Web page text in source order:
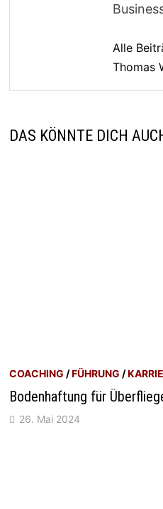
Alle
Thomas
DAS KÖNNTE DICH
COACHING /FÜHRUNG /
Bodenhaftung für
26. Mai 2024